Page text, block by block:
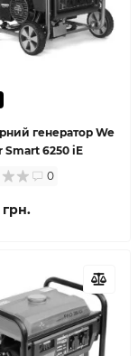
генератор We
Smart 6250 iE
0